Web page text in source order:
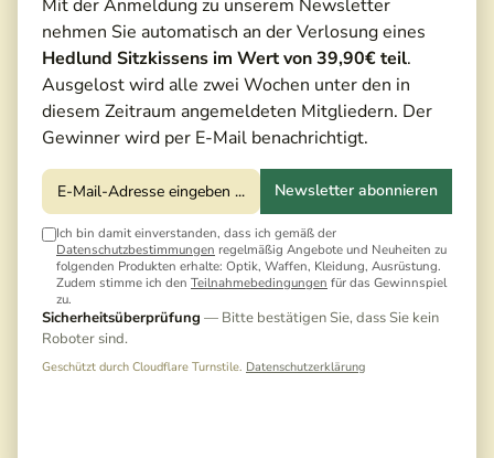
Mit der Anmeldung zu unserem Newsletter
nehmen Sie automatisch an der Verlosung eines
Hedlund Sitzkissens im Wert von 39,90€ teil.
Ausgelost wird alle zwei Wochen unter den in
diesem Zeitraum angemeldeten Mitgliedern. Der
Gewinner wird per E-Mail benachrichtigt.
Newsletter abonnieren
Ich bin damit einverstanden, dass ich gemäß der
Datenschutzbestimmungen regelmäßig Angebote und Neuheiten zu
folgenden Produkten erhalte: Optik, Waffen, Kleidung, Ausrüstung.
Zudem stimme ich den Teilnahmebedingungen für das Gewinnspiel
zu.
Sicherheitsüberprüfung — Bitte bestätigen Sie, dass Sie kein
Roboter sind.
Geschützt durch Cloudflare Turnstile. Datenschutzerklärung
2,00 €*
Preise inkl. MwSt. zzgl. Versandkosten